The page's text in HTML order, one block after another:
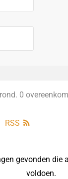
0
RSS
gevonden die
voldoen.